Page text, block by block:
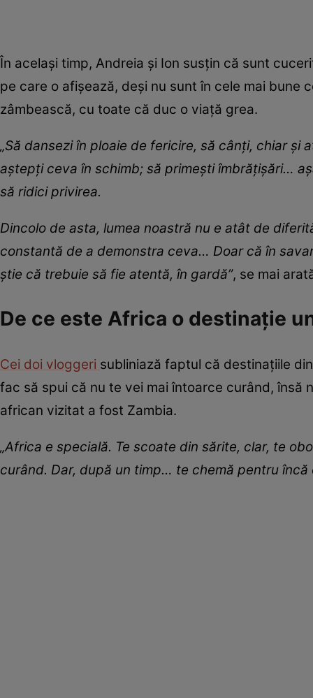
În același timp, Andreia și Ion susțin că sunt
pe care o afișează, deși nu sunt în cele mai bune
zâmbească, cu toate că duc o viață grea.
„Să dansezi în ploaie de fericire, să cânți, chiar
aștepți ceva în schimb; să primești îmbrățișări…
să ridici privirea.
Dincolo de asta, lumea noastră nu e atât de
constantă de a demonstra ceva… Doar că în
știe că trebuie să fie atentă, în gardă”, se mai
De ce este Africa o destinație
Cei doi vloggeri subliniază faptul că destinațiile
fac să spui că nu te vei mai întoarce curând, însă
african vizitat a fost Zambia.
„Africa e specială. Te scoate din sărite, clar, te
curând. Dar, după un timp… te chemă pentru